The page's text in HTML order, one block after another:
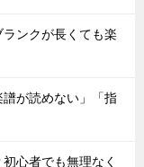
ンクが長くても楽
が読めない」「指
心者でも無理なく